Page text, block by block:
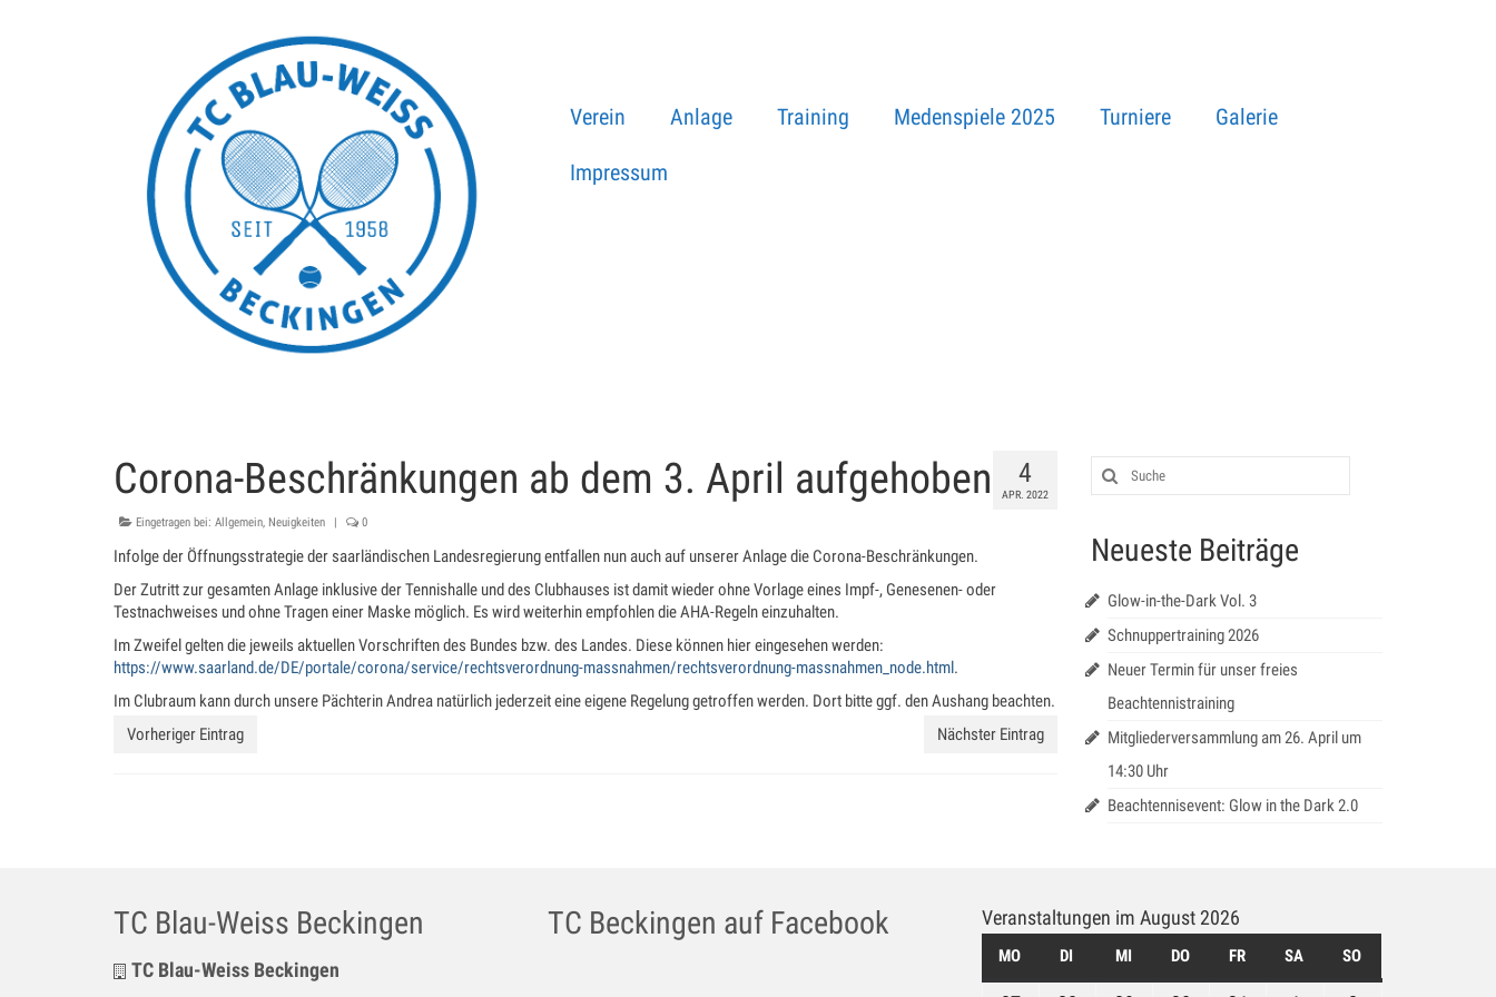
Verein Anlage Training Medenspiele 2025 Turniere Galerie
Impressum
4
APR. 2022
Corona-Beschränkungen ab dem 3. April aufgehoben
Eingetragen bei: Allgemein, Neuigkeiten | 0
Infolge der Öffnungsstrategie der saarländischen Landesregierung entfallen nun auch auf unserer Anlage die Corona-Beschränkungen.
Der Zutritt zur gesamten Anlage inklusive der Tennishalle und des Clubhauses ist damit wieder ohne Vorlage eines Impf-, Genesenen- oder
Testnachweises und ohne Tragen einer Maske möglich. Es wird weiterhin empfohlen die AHA-Regeln einzuhalten.
Im Zweifel gelten die jeweils aktuellen Vorschriften des Bundes bzw. des Landes. Diese können hier eingesehen werden:
https://www.saarland.de/DE/portale/corona/service/rechtsverordnung-massnahmen/rechtsverordnung-massnahmen_node.html.
Im Clubraum kann durch unsere Pächterin Andrea natürlich jederzeit eine eigene Regelung getroffen werden. Dort bitte ggf. den Aushang beachten.
Vorheriger Eintrag
Nächster Eintrag
Neueste Beiträge
Glow-in-the-Dark Vol. 3
Schnuppertraining 2026
Neuer Termin für unser freies
Beachtennistraining
Mitgliederversammlung am 26. April um
14:30 Uhr
Beachtennisevent: Glow in the Dark 2.0
TC Blau-Weiss Beckingen
TC Blau-Weiss Beckingen
TC Beckingen auf Facebook Veranstaltungen im August 2026
MO MONTAG
DI DIENSTAG
MI MITTWOCH
DODONNERSTAG
FRFREITAG
SA SAMSTAG
SO